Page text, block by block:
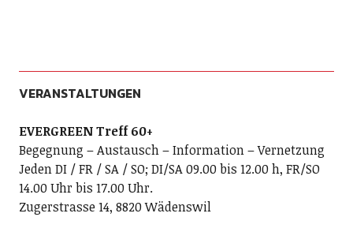
VERANSTALTUNGEN
EVERGREEN Treff 60+
Begegnung – Austausch – Information – Vernetzung
Jeden DI / FR / SA / SO; DI/SA 09.00 bis 12.00 h, FR/SO
14.00 Uhr bis 17.00 Uhr.
Zugerstrasse 14, 8820 Wädenswil